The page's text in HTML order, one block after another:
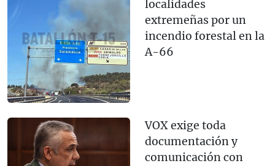
localidades
extremeñas por un
incendio forestal en la
A-66
VOX exige toda
documentación y
comunicación con